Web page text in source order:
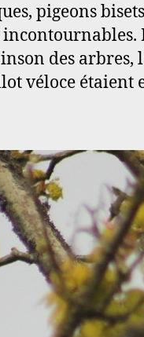
pigeons
incontournables.
des arbres,
véloce étaient